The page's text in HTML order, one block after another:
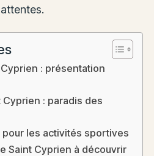
: présentation
Cyprien : paradis des
pour les activités sportives
Saint Cyprien à découvrir